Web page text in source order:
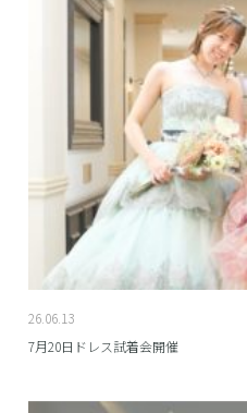
26.06.13
7月20日ドレス試着会開催